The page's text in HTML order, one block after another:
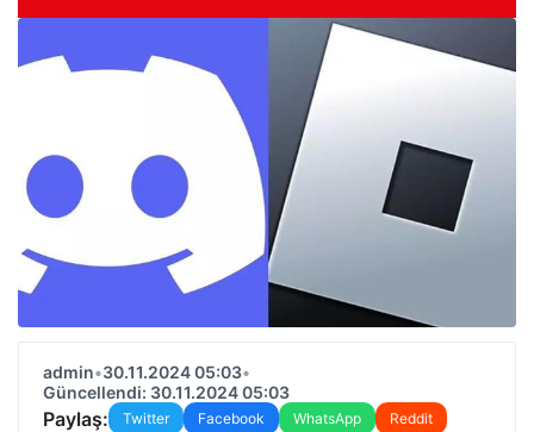
admin•30.11.2024 05:03•
Güncellendi: 30.11.2024 05:03
Paylaş: Twitter Facebook WhatsApp
Reddit